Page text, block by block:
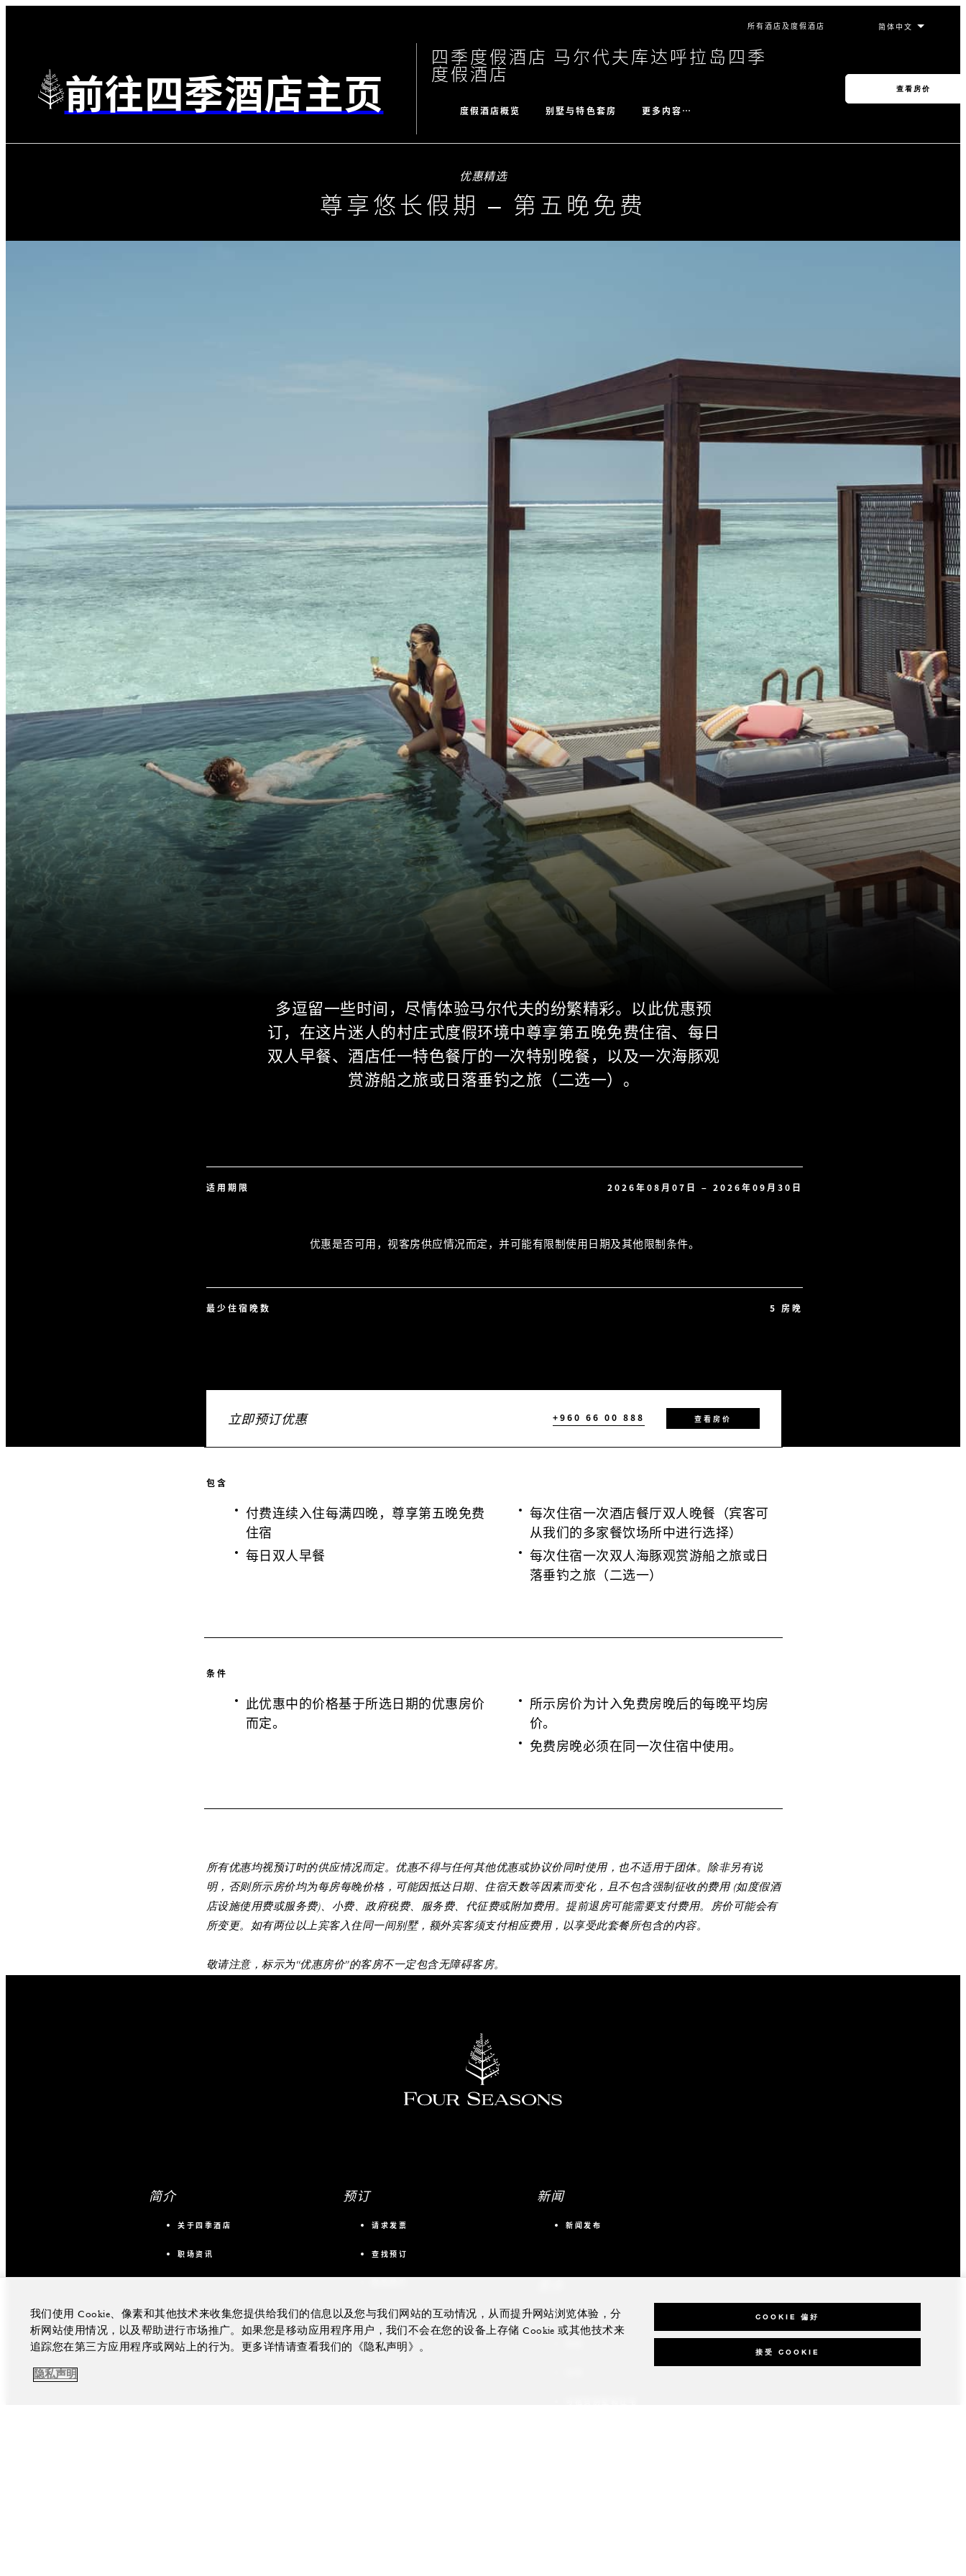
所有酒店及度假酒店
前往四季酒店主页
四季度假酒店 马尔代夫库达呼拉岛四季
度假酒店
度假酒店概览 别墅与特色套房 更多内容…
查看房价
优惠精选
尊享悠长假期 – 第五晚免费
多逗留一些时间，尽情体验马尔代夫的纷繁精彩。以此优惠预
订，在这片迷人的村庄式度假环境中尊享第五晚免费住宿、每日
双人早餐、酒店任一特色餐厅的一次特别晚餐，以及一次海豚观
赏游船之旅或日落垂钓之旅（二选一）。
适用期限 2026年08月07日 – 2026年09月30日
优惠是否可用，视客房供应情况而定，并可能有限制使用日期及其他限制条件。
最少住宿晚数 5 房晚
立即预订优惠 +960 66 00 888 查看房价
包含
付费连续入住每满四晚，尊享第五晚免费
住宿
每日双人早餐
每次住宿一次酒店餐厅双人晚餐（宾客可
从我们的多家餐饮场所中进行选择）
每次住宿一次双人海豚观赏游船之旅或日
落垂钓之旅（二选一）
条件
此优惠中的价格基于所选日期的优惠房价
而定。
所示房价为计入免费房晚后的每晚平均房
价。
免费房晚必须在同一次住宿中使用。
所有优惠均视预订时的供应情况而定。优惠不得与任何其他优惠或协议价同时使用，也不适用于团体。除非另有说
明，否则所示房价均为每房每晚价格，可能因抵达日期、住宿天数等因素而变化，且不包含强制征收的费用 (如度假酒
店设施使用费或服务费)、小费、政府税费、服务费、代征费或附加费用。提前退房可能需要支付费用。房价可能会有
所变更。如有两位以上宾客入住同一间别墅，额外宾客须支付相应费用，以享受此套餐所包含的内容。
敬请注意，标示为“优惠房价”的客房不一定包含无障碍客房。
简介
关于四季酒店
职场资讯
预订
请求发票
查找预订
会议与活动
新闻
新闻发布
私人飞机
我们使用 Cookie、像素和其他技术来收集您提供给我们的信息以及您与我们网站的互动情况，从而提升网站浏览体验，分
析网站使用情况，以及帮助进行市场推广。如果您是移动应用程序用户，我们不会在您的设备上存储 Cookie 或其他技术来
追踪您在第三方应用程序或网站上的行为。更多详情请查看我们的《隐私声明》。
隐私声明
COOKIE 偏好
接受 COOKIE